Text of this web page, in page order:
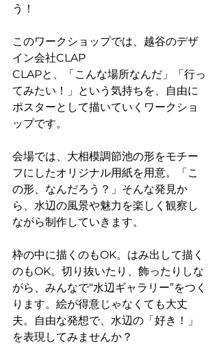
う！
このワークショップでは、越谷のデザ
イン会社CLAP
CLAPと、「こんな場所なんだ」「行っ
てみたい！」という気持ちを、自由に
ポスターとして描いていくワークショ
ップです。
会場では、大相模調節池の形をモチー
フにしたオリジナル用紙を用意。「こ
の形、なんだろう？」そんな発見か
ら、水辺の風景や魅力を楽しく観察し
ながら制作していきます。
枠の中に描くのもOK。はみ出して描く
のもOK。切り抜いたり、飾ったりしな
がら、みんなで“水辺ギャラリー”をつく
ります。絵が得意じゃなくても大丈
夫。自由な発想で、水辺の「好き！」
を表現してみませんか？